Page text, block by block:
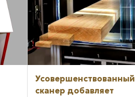
Усовершенствованный
сканер добавляет